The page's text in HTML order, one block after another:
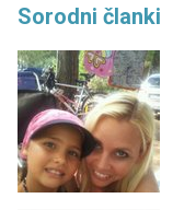
Sorodni članki